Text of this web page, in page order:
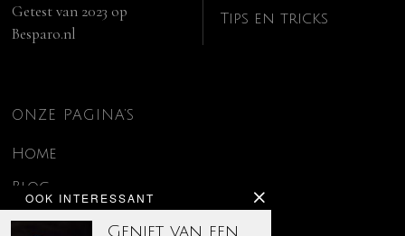
OOK INTERESSANT
Geniet van een
Getest van 2023 op
Besparo.nl
Tips en tricks
ONZE PAGINA’S
Home
Blog
Contact